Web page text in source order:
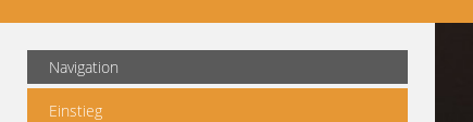
Navigation
Einstieg